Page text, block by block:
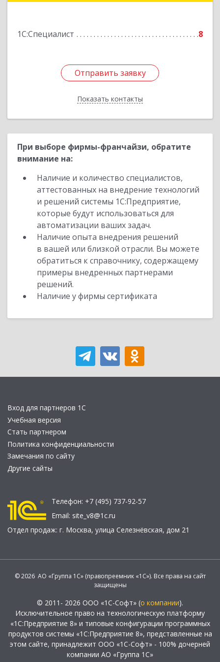
1С:Специалист 8
Отправить заявку
Показать контакты
Подробнее
Отправить заявку
Назад
При выборе фирмы-франчайзи, обратите
внимание на:
Наличие и количество специалистов,
аттестованных на внедрение технологий
и решений системы 1С:Предприятие,
которые будут использоваться для
автоматизации ваших задач.
Наличие опыта внедрения решений
в вашей или близкой отрасли. Вы можете
обратиться к справочнику, содержащему
примеры внедренных партнерами
решений.
Наличие у фирмы сертификата
Вход для партнеров 1С
Учебная версия
Стать партнером
Политика конфиденциальности
Замечания по сайту
Другие сайты
Телефон: +7 (495) 737-92-57
Email: site_v8@1c.ru
Отдел продаж: г. Москва, улица Селезнёвская, дом 21
© 2026 АО «Группа 1С» (правопреемник «1С»). Все права на сайт
защищены
© 2011- 2026 ООО «1С-Софт» (о компании).
Исключительное право на технологическую платформу
«1С:Предприятие 8» и типовые конфигурации программных
продуктов системы «1С:Предприятие 8», представленные на
этом сайте, принадлежит ООО «1С-Софт» - 100% дочерней
компании АО «Группа 1С»